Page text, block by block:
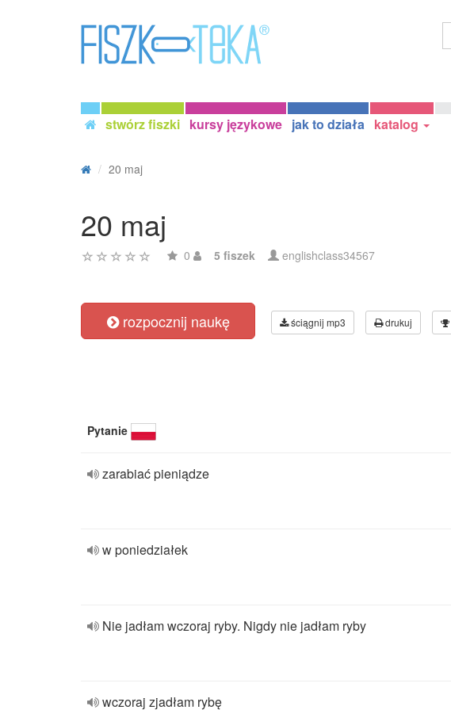
stwórz fiszki kursy językowe jak to działa katalog
20 maj
20 maj
0 5 fiszek englishclass34567
rozpocznij naukę ściągnij mp3 drukuj
Pytanie
zarabiać pieniądze
w poniedziałek
Nie jadłam wczoraj ryby. Nigdy nie jadłam ryby
wczoraj zjadłam rybę